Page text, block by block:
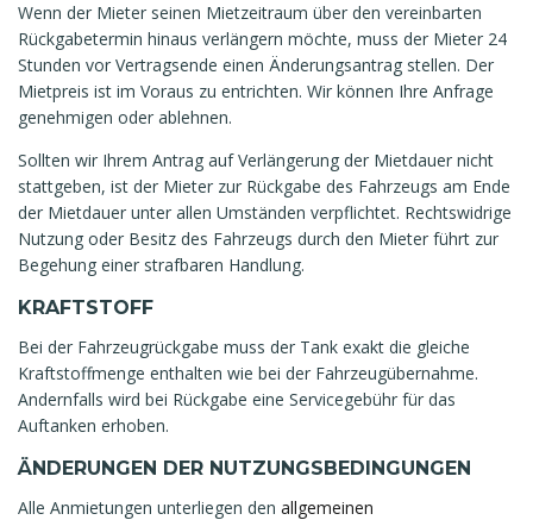
Wenn der Mieter seinen Mietzeitraum über den vereinbarten
Rückgabetermin hinaus verlängern möchte, muss der Mieter 24
Stunden vor Vertragsende einen Änderungsantrag stellen. Der
Mietpreis ist im Voraus zu entrichten. Wir können Ihre Anfrage
genehmigen oder ablehnen.
Sollten wir Ihrem Antrag auf Verlängerung der Mietdauer nicht
stattgeben, ist der Mieter zur Rückgabe des Fahrzeugs am Ende
der Mietdauer unter allen Umständen verpflichtet. Rechtswidrige
Nutzung oder Besitz des Fahrzeugs durch den Mieter führt zur
Begehung einer strafbaren Handlung.
KRAFTSTOFF
Bei der Fahrzeugrückgabe muss der Tank exakt die gleiche
Kraftstoffmenge enthalten wie bei der Fahrzeugübernahme.
Andernfalls wird bei Rückgabe eine Servicegebühr für das
Auftanken erhoben.
ÄNDERUNGEN DER NUTZUNGSBEDINGUNGEN
Alle Anmietungen unterliegen den allgemeinen